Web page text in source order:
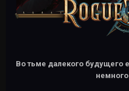
Во тьме далекого будущего